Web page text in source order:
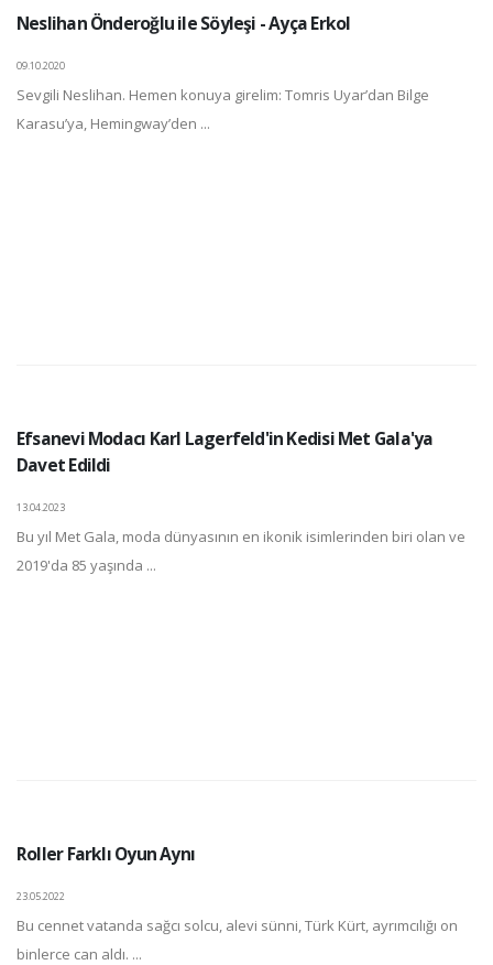
Neslihan Önderoğlu ile Söyleşi - Ayça Erkol
09.10.2020
Sevgili Neslihan. Hemen konuya girelim: Tomris Uyar’dan Bilge
Karasu’ya, Hemingway’den ...
Efsanevi Modacı Karl Lagerfeld'in Kedisi Met Gala'ya
Davet Edildi
13.04.2023
Bu yıl Met Gala, moda dünyasının en ikonik isimlerinden biri olan ve
2019'da 85 yaşında ...
Roller Farklı Oyun Aynı
23.05.2022
Bu cennet vatanda sağcı solcu, alevi sünni, Türk Kürt, ayrımcılığı on
binlerce can aldı. ...